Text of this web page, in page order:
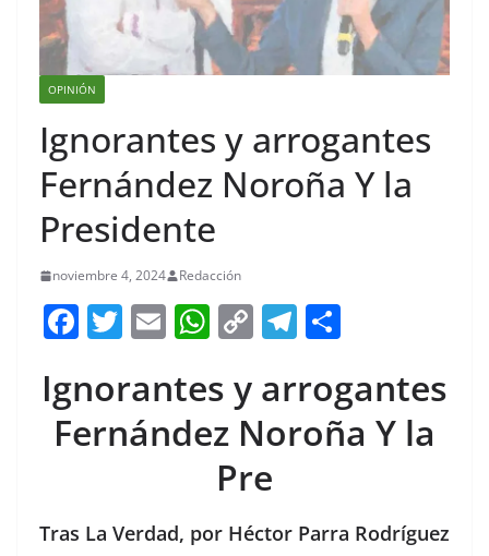
OPINIÓN
Ignorantes y arrogantes
Fernández Noroña Y la
Presidente
noviembre 4, 2024 Redacción
F
c
e
b
o
T
itt
er
E
ai
l
W
at
s
A
p
p
C
p
y
Li
n
k
T
e
gr
a
ar
e
Ignorantes y arrogantes
Fernández Noroña Y la
Pre
Tras La Verdad, por Héctor Parra Rodríguez